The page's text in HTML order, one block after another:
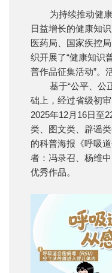
为持续推动健
日益增长的健康知
医药局、国家疾控
织开展了“健康知识
普作品征集活动”。
基于“公平、公
础上，经过省级初
2025年12月16日至
类、图文类、辟谣
的科普海报《呼吸
者：冯录召、杨维
优秀作品。